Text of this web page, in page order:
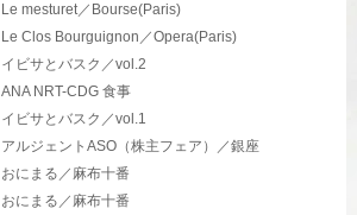
Le mesturet／Bourse(Paris)
Le Clos Bourguignon／Opera(Paris)
イビサとバスク／vol.2
ANA NRT-CDG 食事
イビサとバスク／vol.1
アルジェントASO（株主フェア）／銀座
おにまる／麻布十番
おにまる／麻布十番